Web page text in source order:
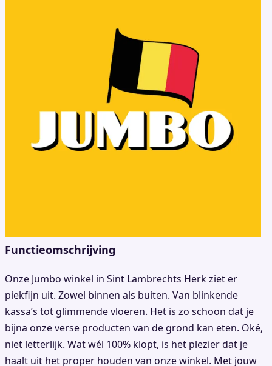
Functieomschrijving
Onze Jumbo winkel in Sint Lambrechts Herk ziet er
piekfijn uit. Zowel binnen als buiten. Van blinkende
kassa’s tot glimmende vloeren. Het is zo schoon dat je
bijna onze verse producten van de grond kan eten. Oké,
niet letterlijk. Wat wél 100% klopt, is het plezier dat je
haalt uit het proper houden van onze winkel. Met jouw